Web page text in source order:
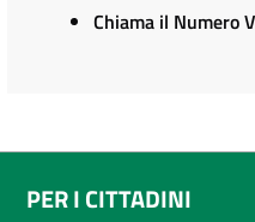
Chiama il Numero
PER I CITTADINI